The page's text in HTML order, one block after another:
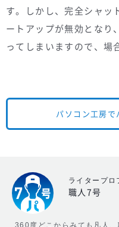
す。しかし、完全シャッ
ートアップが無効とな
ってしまいますので、場
パソコン工房で
ライタープロ
職人7号
360度どこからみても凡人